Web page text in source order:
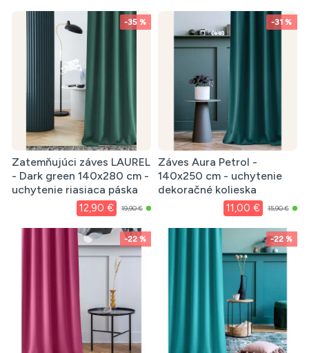
-35 %
Zatemňujúci záves LAUREL
- Dark green 140x280 cm -
uchytenie riasiaca páska
12,90 € 19,90 €
-31 %
Záves Aura Petrol -
140x250 cm - uchytenie
dekoračné kolieska
11,00 € 15,90 €
-22 % -22 %